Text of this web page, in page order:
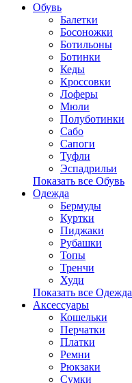
Обувь
Балетки
Босоножки
Ботильоны
Ботинки
Кеды
Кроссовки
Лоферы
Мюли
Полуботинки
Сабо
Сапоги
Туфли
Эспадрильи
Показать все Обувь
Одежда
Бермуды
Куртки
Пиджаки
Рубашки
Топы
Тренчи
Худи
Показать все Одежда
Аксессуары
Кошельки
Перчатки
Платки
Ремни
Рюкзаки
Сумки